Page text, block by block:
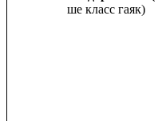
ше класс гаяк)